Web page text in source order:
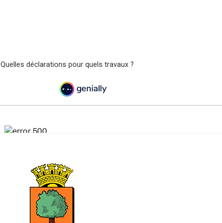
déclarations pour quels travaux ?